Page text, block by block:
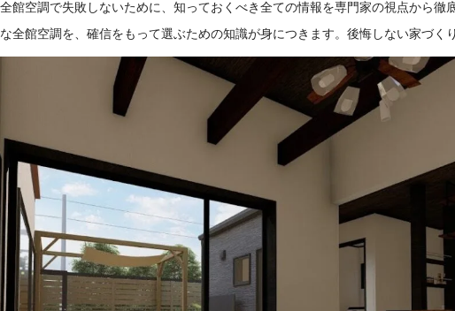
館空調で失敗しないために、知っておくべき全ての情報を専門家の視点から徹
全館空調を、確信をもって選ぶための知識が身につきます。後悔しない家づく